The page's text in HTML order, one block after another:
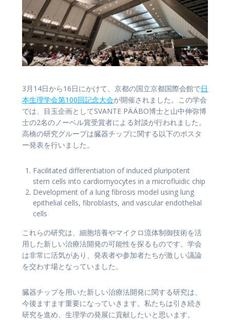
3月14日から16日にかけて、京都の国立京都国際会館で日
本生理学会第100回記念大会が開催されました。この学会
では、目玉企画としてSVANTE PÄÄBO博士と山中伸弥博
士の2名のノーベル賞受賞者による対談が行われました。
高橋の研究グループは臓器チップに関する以下のポスタ
ー発表を行いました。
Facilitated differentiation of induced pluripotent
stem cells into cardiomyocytes in a microfluidic chip
Development of a lung fibrosis model using lung
epithelial cells, fibroblasts, and vascular endothelial
cells
これらの研究は、細胞培養やマイクロ流体制御技術を活
用した新しい治療法開発の可能性を探るものです。学会
は非常に活気があり、発表者や参加者たちが激しい議論
を交わす場となっていました。
臓器チップを用いた新しい治療法開発に関する研究は、
今後ますます重要になっていきます。私たちは引き続き
研究を進め、生理学の発展に貢献したいと思います。